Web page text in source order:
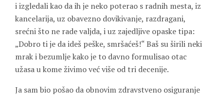
i izgledali kao da ih je neko poterao s radnih mesta, iz
kancelarija, uz obavezno dovikivanje, razdragani,
srećni što ne rade valjda, i uz zajedljive opaske tipa:
„Dobro ti je da ideš peške, smršaćeš!“ Baš su širili neki
mrak i bezumlje kako je to davno formulisao otac
užasa u kome živimo već više od tri decenije.
Ja sam bio pošao da obnovim zdravstveno osiguranje